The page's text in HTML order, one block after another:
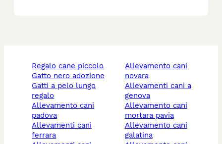
regalo cane piccolo
gatto nero adozione
gatti a pelo lungo
regalo
allevamento cani
padova
allevamenti cani
ferrara
allevamento cani
novara
allevamenti cani a
genova
allevamento cani
mortara pavia
allevamento cani
galatina